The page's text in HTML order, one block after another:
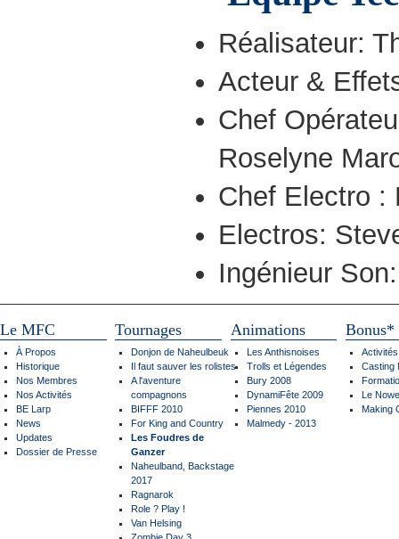
Réalisateur:
Acteur &
Chef
Roselyne
Chef Electro :
Electros:
Ingénieur
Le MFC
À Propos
Historique
Nos Membres
Nos Activités
BE Larp
News
Updates
Dossier de Presse
Tournages
Donjon de Naheulbeuk
Il faut sauver les rolistes
A l'aventure
compagnons
BIFFF 2010
For King and Country
Les Foudres de
Ganzer
Naheulband, Backstage
2017
Ragnarok
Role ? Play !
Van Helsing
Animations
Les Anthisnoises
Trolls et Légendes
Bury 2008
DynamiFête 2009
Piennes 2010
Malmedy - 2013
Bonus*
Casting
Le
Making